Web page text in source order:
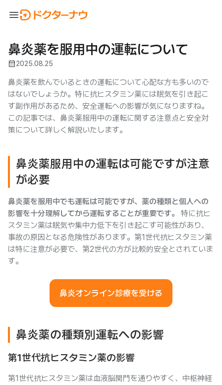
menu
鼻炎薬を服用中の運転について
calendar_month2025.08.25
鼻炎薬を飲んでいるときの運転について心配な方も多いので
はないでしょうか。特に抗ヒスタミン薬には眠気を引き起こ
す副作用があるため、安全運転への影響が気になりますね。
この記事では、鼻炎薬服用中の運転に関する注意点と安全対
策について詳しく解説いたします。
鼻炎薬服用中の運転は可能ですが注意
が必要
鼻炎薬を服用中でも運転は可能ですが、薬の種類と個人への
影響を十分理解してから運転することが重要です。
特に抗ヒ
スタミン薬は眠気や集中力低下を引き起こす可能性があり、
事故の原因となる危険性があります。第1世代抗ヒスタミン薬
は特に注意が必要で、第2世代の方が比較的安全とされていま
す。
鼻炎オンライン診療を受ける
鼻炎薬の種類別運転への影響
第1世代抗ヒスタミン薬の影響
第1世代抗ヒスタミン薬は血液脳関門を通りやすく、中枢神経